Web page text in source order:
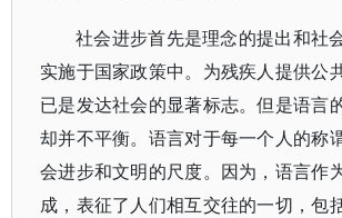
社会进步首先是理念的提出和社
实施于国家政策中。为残疾人提供公
已是发达社会的显著标志。但是语言
却并不平衡。语言对于每一个人的称
会进步和文明的尺度。因为，语言作
成，表征了人们相互交往的一切，包